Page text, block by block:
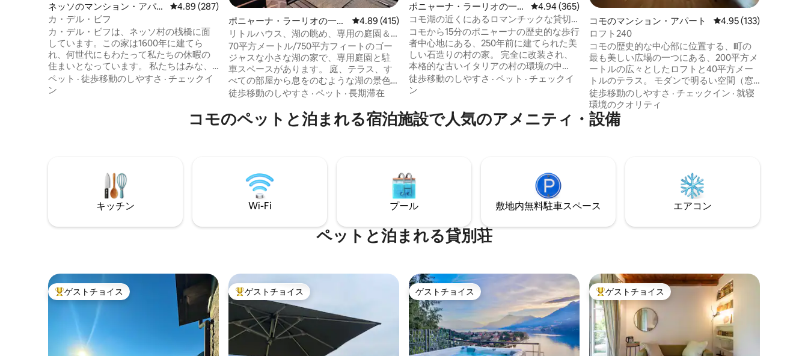
ネッソのマンション・アパー
ト
レビュー287件、5つ星中4.89つ星の平均評価
4.89 (287)
カ・デル・ビフ
カ・デル・ビフは、ネッソ村の桟橋に面
しています。この家は1600年に建てら
れ、何世代にもわたって私たちの休暇の
住まいとなっています。 私たちはみな、
ここで泳ぎを習い、様々なウォータース
ポーツをし、多くの小旅行をし、そして
していました。 1925年、ヒッチコックは
ここで「The Pleasure Garden（楽園）」
す（教会から200m）
ペット · 徒歩移動のしやすさ · チェックイ
ン
ポニャーナ・ラーリオの一軒
家
レビュー415件、5つ星中4.89つ星の平均評価
4.89 (415)
リトルハウス、湖の眺め、専用の庭園＆
駐車場
70平方メートル/750平方フィートのゴー
ジャスな小さな湖の家で、専用庭園と駐
車スペースがあります。 庭、テラス、す
べての部屋から息をのむような湖の景色
を眺めることができます！ 細部までこだ
プライベートで、穏やかで、完全にリラ
ックスできます。 湖の最寄りのスイミン
も素晴らしい湖の景色を眺めることがで
きます（そしてGeorge Clooneyさんの
家！:) コモ湖で最高の夕日を眺める！
徒歩移動のしやすさ · ペット · 長期滞在
ポニャーナ・ラーリオの一軒
家
レビュー365件、5つ星中4.94つ星の平均評価
4.94 (365)
コモ湖の近くにあるロマンチックな貸切
ヴィレッジハウス
コモから15分のポニャーナの歴史的な歩行
者中心地にある、250年前に建てられた美
しい石造りの村の家。 完全に改装され、
本格的な古いイタリアの村の環境の中
で、最高レベルの快適さとラグジュアリ
ーを実現するように内装がデザインされ
用の入り口があり、家全体（地下室を除
く）をご利用いただけます。 すべての部
所に専用ガレージスペースがあります
（有料）。
徒歩移動のしやすさ · ペット · チェックイ
ン
コモのマンション・アパート レビュー133件、5つ
4.95 (133)
ロフト240
コモの歴史的な中心部に位置する、町の
最も美しい広場の一つにある、200平方メ
ートルの広々としたロフトと40平方メー
トルのテラス。 モダンで明るい空間（窓
19戸）には、木製のスライドウォール、
美しいオーク材の床、イタリアンデザイ
ンの20世紀の家具（アイコニックな作品
もあります）、ベッヒスタインのグラン
自由を味わっていただけることを願って
徒歩移動のしやすさ · チェックイン · 就寝
環境のクオリティ
コモのペットと泊まれる宿泊施設で人気のアメニティ・設備
キッチン Wi-Fi プール 敷地内無料駐⁠車ス⁠ペ⁠ー⁠ス エアコン
ペットと泊まれる貸別荘
大好評のゲストチョイスです。
ゲストチョイス 大好評のゲストチョイスです。
ゲストチョイス ゲストチョイス
ゲストチョイス 大好評のゲストチョイスです。
ゲストチョイス